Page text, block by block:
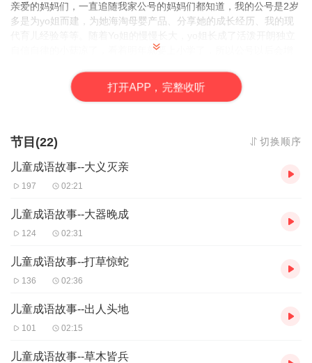
亲爱的妈妈们，一直追随我家公号的妈妈们都知道，我的公号是2岁
多是为yo姐而建，为她海淘母婴产品、分享她的成长经历、我的现
自信自律的小菇凉了，看着明年就要上小学了，所以公号以后会增
小咩麻麻一向主张玩中学，让孩子在玩中就把知识学了，yo姐爱听
故事有些不同，听着都挺无趣的，所以小咩麻麻请我家公号主播为
编，yo姐还蛮喜欢，听完了要求还要多听几集，特分享给大家，希
望你们喜欢。
打开APP，完整收听
节目(22) 切换顺序
儿童成语故事--大义灭亲
197 02:21
儿童成语故事--大器晚成
124 02:31
儿童成语故事--打草惊蛇
136 02:36
儿童成语故事--出人头地
101 02:15
儿童成语故事--草木皆兵